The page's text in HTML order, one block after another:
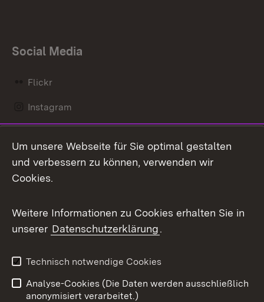
Social Media
Flickr
Instagram
Mastodon
Messenger
Social Wall
X / Twitter
Youtube
Um unsere Webseite für Sie optimal gestalten
und verbessern zu können, verwenden wir
Cookies.
Weitere Informationen zu Cookies erhalten Sie in
unserer Datenschutzerklärung.
Technisch notwendige Cookies
Analyse-Cookies (Die Daten werden ausschließlich
anonymisiert verarbeitet.)